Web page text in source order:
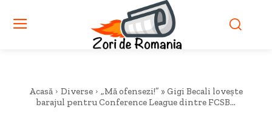
Acasă Diverse
„Mă ofensezi!” » Gigi Becali lovește
barajul pentru Conference League dintre FCSB...